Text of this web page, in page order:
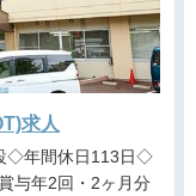
求人
与年2回・2ヶ月分